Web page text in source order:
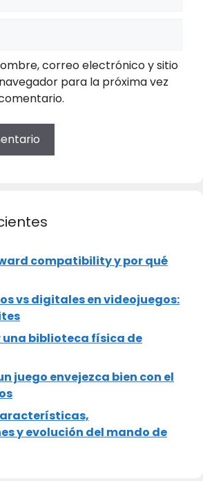
correo electrónico y sitio
para la próxima vez
compatibility y por qué
vs digitales en videojuegos:
una biblioteca física de
juego envejezca bien con el
y evolución del mando de